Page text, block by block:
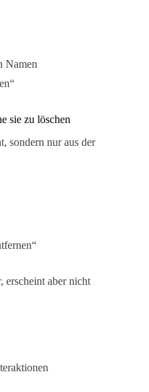
Namen
sie zu löschen
sondern nur aus der
erscheint aber nicht